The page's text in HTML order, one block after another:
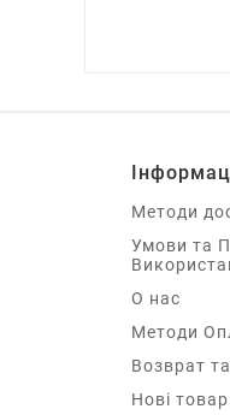
Методи
Умови та
О нас
Методи
Возврат
Нові